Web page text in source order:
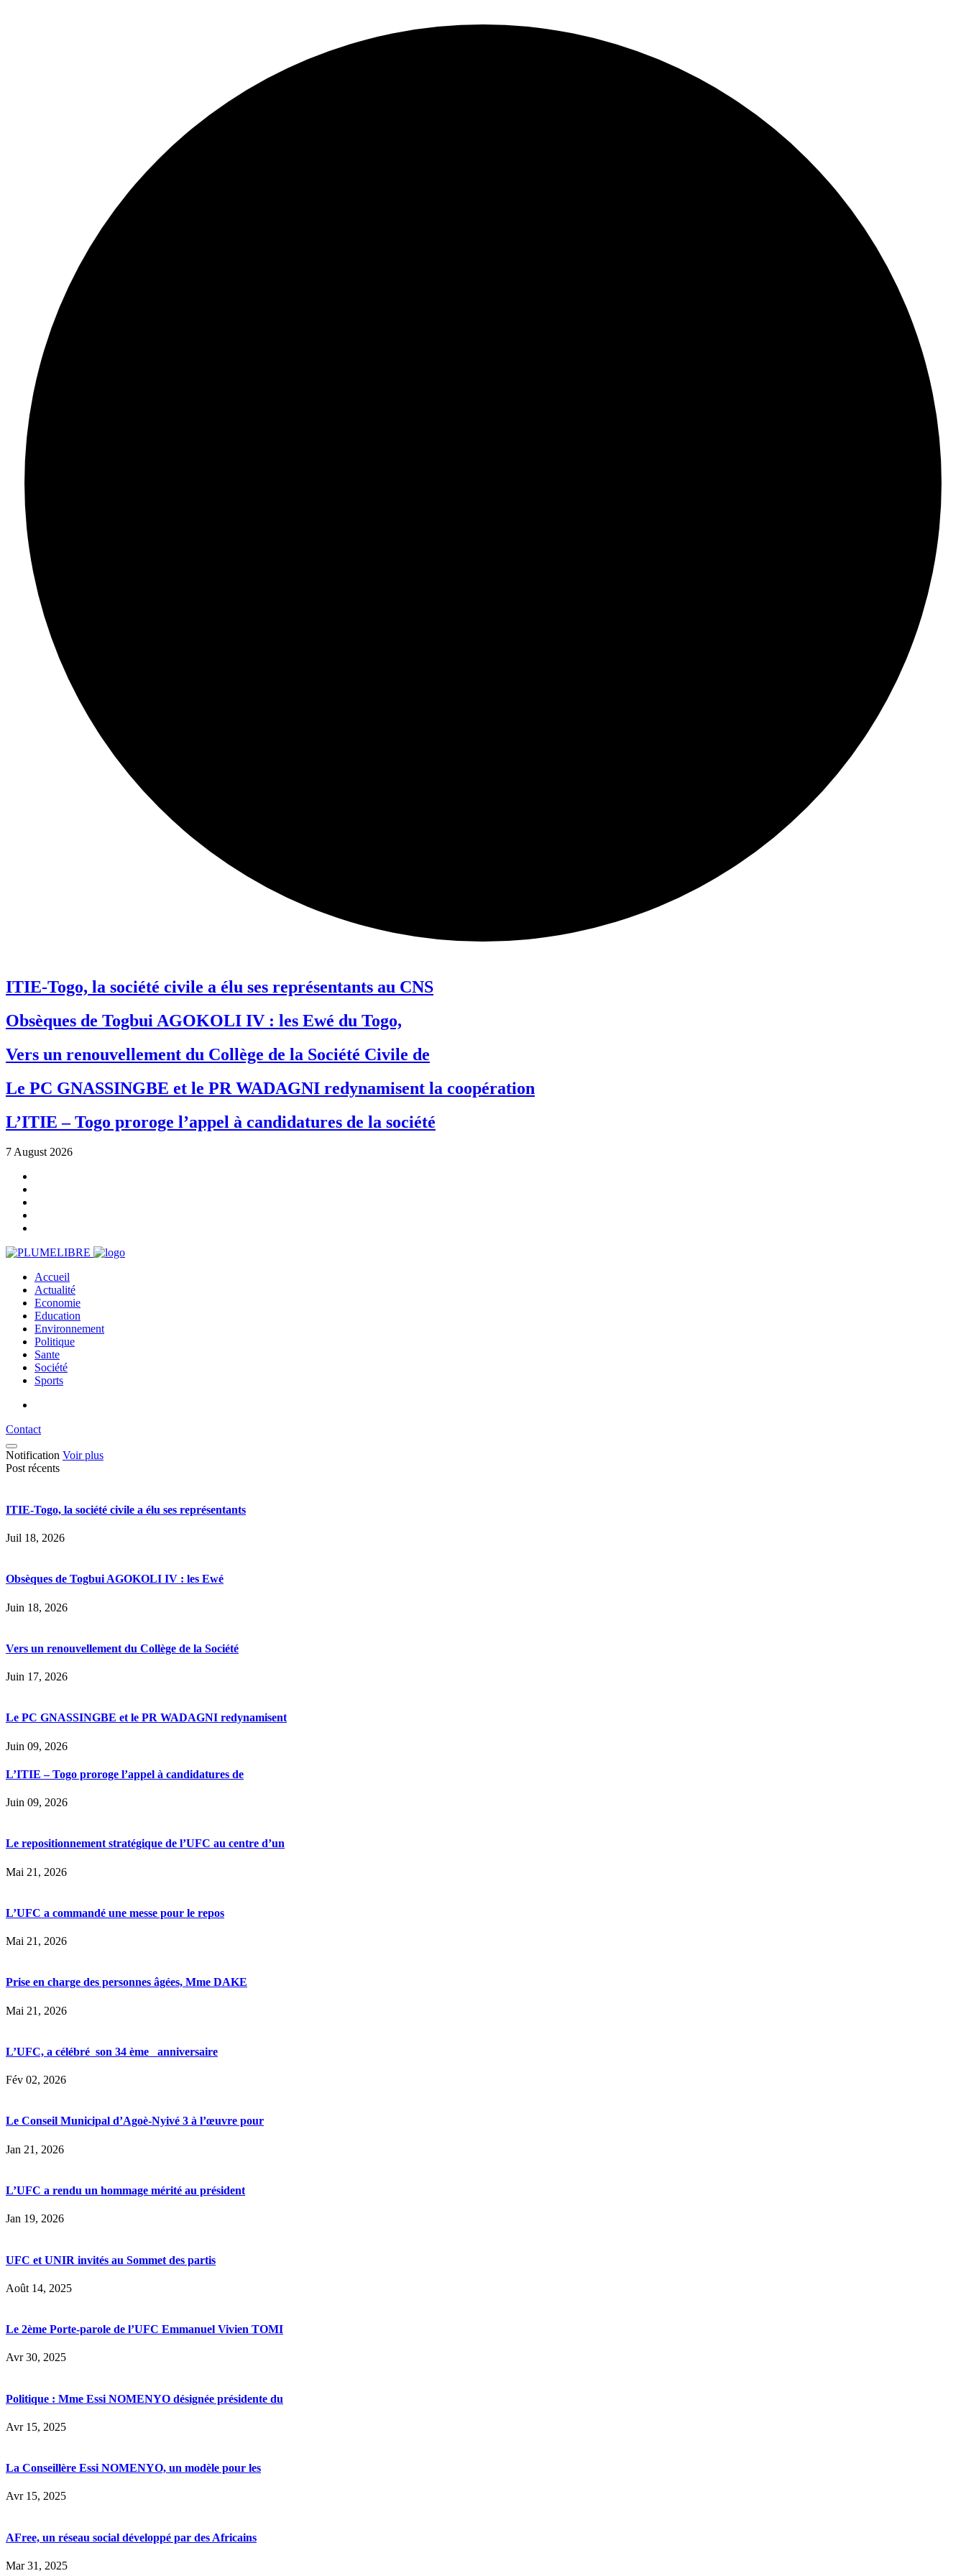
ITIE-Togo, la société civile a élu ses représentants au CNS
Obsèques de Togbui AGOKOLI IV : les Ewé du Togo,
Vers un renouvellement du Collège de la Société Civile de
Le PC GNASSINGBE et le PR WADAGNI redynamisent la coopération
L’ITIE – Togo proroge l’appel à candidatures de la société
7 August 2026
Accueil
Actualité
Economie
Education
Environnement
Politique
Sante
Société
Sports
Contact
Notification Voir plus
Post récents
ITIE-Togo, la société civile a élu ses représentants
Juil 18, 2026
Obsèques de Togbui AGOKOLI IV : les Ewé
Juin 18, 2026
Vers un renouvellement du Collège de la Société
Juin 17, 2026
Le PC GNASSINGBE et le PR WADAGNI redynamisent
Juin 09, 2026
L’ITIE – Togo proroge l’appel à candidatures de
Juin 09, 2026
Le repositionnement stratégique de l’UFC au centre d’un
Mai 21, 2026
L’UFC a commandé une messe pour le repos
Mai 21, 2026
Prise en charge des personnes âgées, Mme DAKE
Mai 21, 2026
L’UFC, a célébré son 34 ème anniversaire
Fév 02, 2026
Le Conseil Municipal d’Agoè-Nyivé 3 à l’œuvre pour
Jan 21, 2026
L’UFC a rendu un hommage mérité au président
Jan 19, 2026
UFC et UNIR invités au Sommet des partis
Août 14, 2025
Le 2ème Porte-parole de l’UFC Emmanuel Vivien TOMI
Avr 30, 2025
Politique : Mme Essi NOMENYO désignée présidente du
Avr 15, 2025
La Conseillère Essi NOMENYO, un modèle pour les
Avr 15, 2025
AFree, un réseau social développé par des Africains
Mar 31, 2025